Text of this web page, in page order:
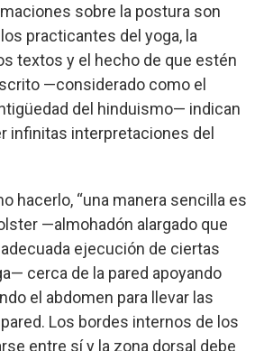
sobre la postura son
practicantes del yoga, la
textos y el hecho de que estén
—considerado como el
del hinduismo— indican
infinitas interpretaciones del
hacerlo, “una manera sencilla es
—almohadón alargado que
ejecución de ciertas
cerca de la pared apoyando
el abdomen para llevar las
Los bordes internos de los
entre sí y la zona dorsal debe